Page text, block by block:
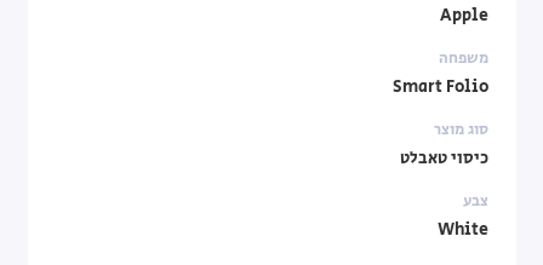
Apple
משפחה
Smart Folio
סוג מוצר
כיסוי טאבלט
צבע
White